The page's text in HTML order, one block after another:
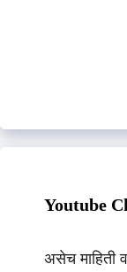
Youtube
असेच माहिती